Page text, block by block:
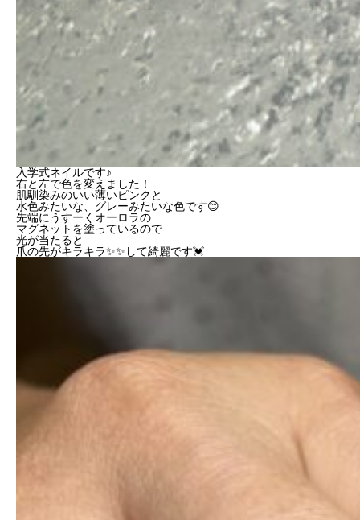
入学式ネイルです♪
右と左で色を変えました！
肌馴染みのいい薄いピンクと
水色みたいな、グレーみたいな色です😊
先端にうすーくオーロラの
マグネットを塗っているので
光が当たると
爪の先がキラキラ✨✨して綺麗です💓